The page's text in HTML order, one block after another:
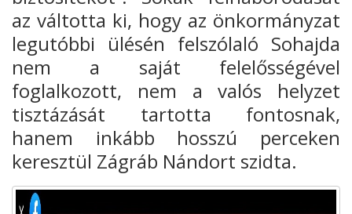
az váltotta ki, hogy az önkormányzat
legutóbbi ülésén felszólaló Sohajda
nem a saját felelősségével
foglalkozott, nem a valós helyzet
tisztázását tartotta fontosnak,
hanem inkább hosszú perceken
keresztül Zágráb Nándort szidta.